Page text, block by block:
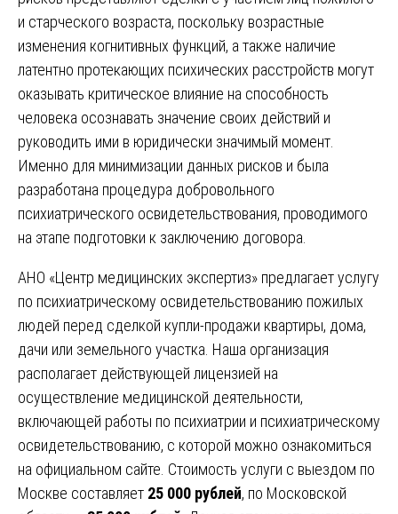
и старческого возраста, поскольку возрастные
изменения когнитивных функций, а также наличие
латентно протекающих психических расстройств могут
оказывать критическое влияние на способность
человека осознавать значение своих действий и
руководить ими в юридически значимый момент.
Именно для минимизации данных рисков и была
разработана процедура добровольного
психиатрического освидетельствования, проводимого
на этапе подготовки к заключению договора.
АНО «Центр медицинских экспертиз» предлагает услугу
по психиатрическому освидетельствованию пожилых
людей перед сделкой купли-продажи квартиры, дома,
дачи или земельного участка. Наша организация
располагает действующей лицензией на
осуществление медицинской деятельности,
включающей работы по психиатрии и психиатрическому
освидетельствованию, с которой можно ознакомиться
на официальном сайте. Стоимость услуги с выездом по
Москве составляет 25 000 рублей, по Московской